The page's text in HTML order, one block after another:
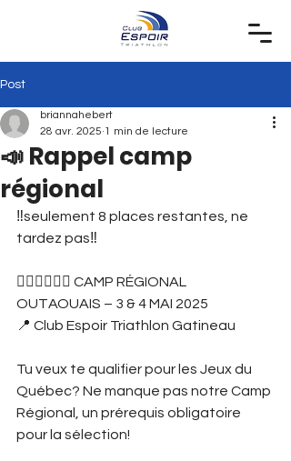
Post
📣 Rappel camp
régional
briannahebert
28 avr. 2025 1 min de lecture
‼️seulement 8 places restantes, ne
tardez pas‼️
🏊‍♀️🚴‍♂️🏃‍♂️ CAMP RÉGIONAL
OUTAOUAIS – 3 & 4 MAI 2025
📍 Club Espoir Triathlon Gatineau
Tu veux te qualifier pour les Jeux du
Québec? Ne manque pas notre Camp
Régional, un prérequis obligatoire
pour la sélection!